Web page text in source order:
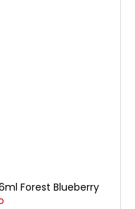
Forest Blueberry